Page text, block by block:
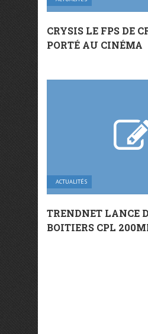
CRYSIS LE FPS DE
PORTÉ AU CINÉMA
ACTUALITÉS
TRENDNET LANCE
BOITIERS CPL